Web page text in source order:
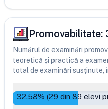
Promovabilitate:
Numărul de examinări
teoretică și practică a
total de examinări susținute,
32.58% (29 din 89 elevi